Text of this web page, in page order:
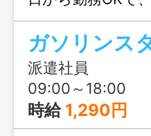
きます。交通費・
心。安定した環
い！
ガソリンス
派遣社員
09:00～18:00
時給 1,290円